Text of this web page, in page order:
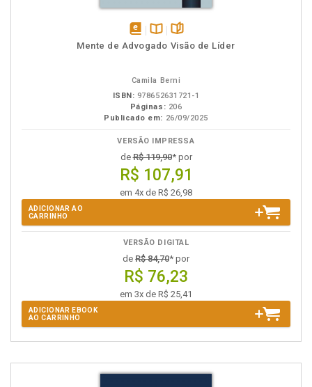
disponível
Disponível
páginas
Mente de Advogado Visão de Líder
Camila Berni
ISBN: 978652631721-1
Páginas: 206
Publicado em: 26/09/2025
VERSÃO IMPRESSA
deR$ 119,90* por
R$ 107,91
em 4x de R$ 26,98
ADICIONAR AO
CARRINHO
VERSÃO DIGITAL
de R$ 84,70* por
R$ 76,23
em 3x de R$ 25,41
ADICIONAR EBOOK
AO CARRINHO